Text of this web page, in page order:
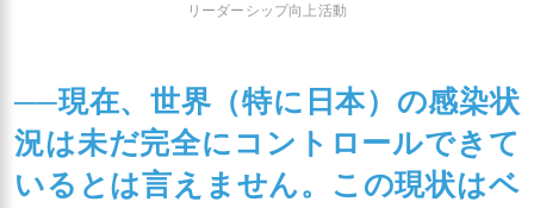
リーダーシップ向上活動
──現在、世界（特に日本）の感染状
況は未だ完全にコントロールできて
いるとは言えません。この現状はベ